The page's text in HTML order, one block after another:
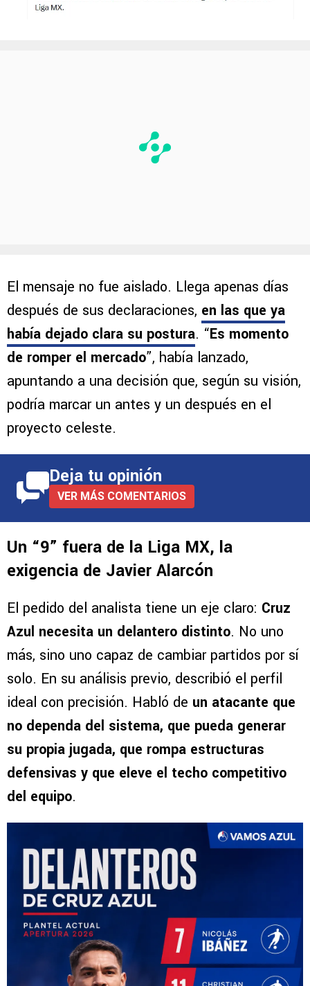
El mensaje no fue aislado. Llega apenas días
después de sus declaraciones, en las que ya
había dejado clara su postura. “Es momento
de romper el mercado”, había lanzado,
apuntando a una decisión que, según su visión,
podría marcar un antes y un después en el
proyecto celeste.
Deja tu opinión
VER MÁS COMENTARIOS
Un “9” fuera de la Liga MX, la
exigencia de Javier Alarcón
El pedido del analista tiene un eje claro: Cruz
Azul necesita un delantero distinto. No uno
más, sino uno capaz de cambiar partidos por sí
solo. En su análisis previo, describió el perfil
ideal con precisión. Habló de un atacante que
no dependa del sistema, que pueda generar
su propia jugada, que rompa estructuras
defensivas y que eleve el techo competitivo
del equipo.